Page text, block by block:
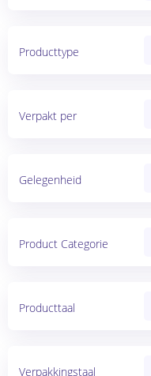
Producttype
Verpakt per
Gelegenheid
Product Categorie
Producttaal
Verpakkingstaal